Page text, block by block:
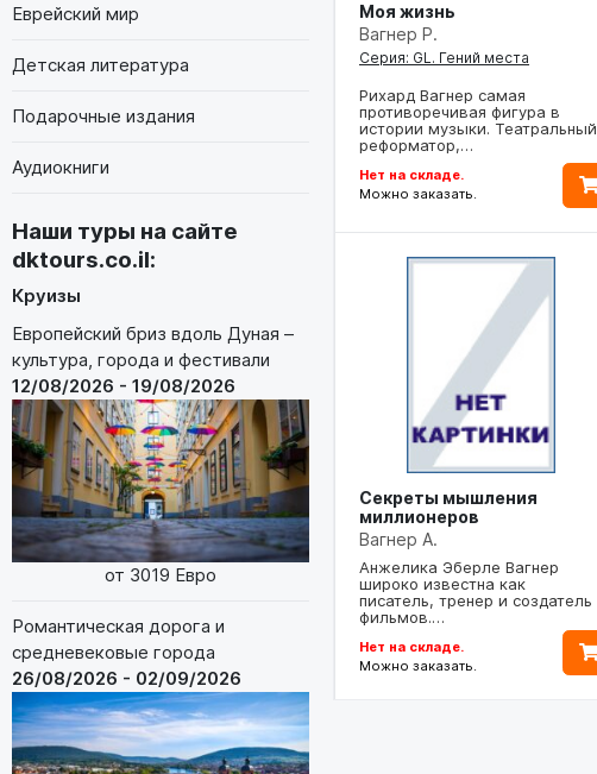
Еврейский мир
Детская литература
Подарочные издания
Аудиокниги
Наши туры на сайте
dktours.co.il:
Круизы
Европейский бриз вдоль Дуная –
культура, города и фестивали
12/08/2026 - 19/08/2026
от 3019 Евро
Романтическая дорога и
средневековые города
26/08/2026 - 02/09/2026
Моя жизнь
Вагнер Р.
Серия: GL. Гений места
Рихард Вагнер самая
противоречивая фигура в
истории музыки. Театральный
реформатор,…
Нет на складе.
Можно заказать.
Секреты мышления
миллионеров
Вагнер А.
Анжелика Эберле Вагнер
широко известна как
писатель, тренер и создатель
фильмов.…
Нет на складе.
Можно заказать.